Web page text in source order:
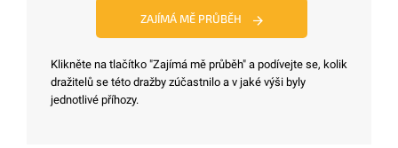
ZAJÍMÁ MĚ PRŮBĚH
Klikněte na tlačítko "Zajímá mě průběh" a podívejte se, kolik
dražitelů se této dražby zúčastnilo a v jaké výši byly
jednotlivé příhozy.